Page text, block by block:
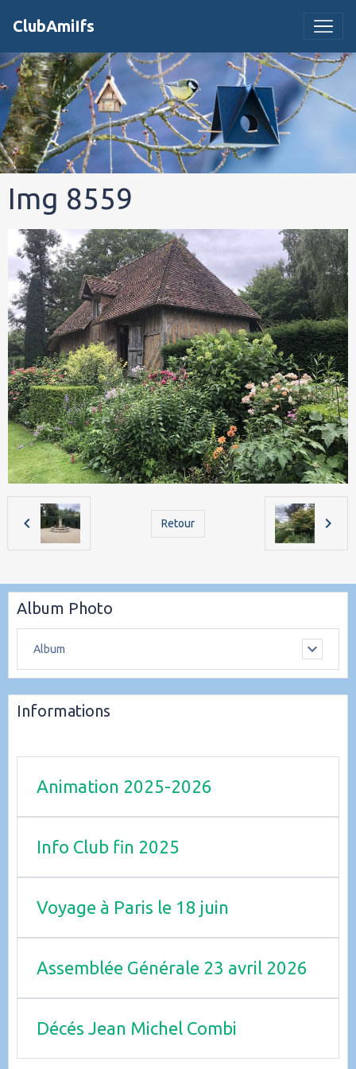
ClubAmiIfs
Img 8559
Retour
Album Photo
Album
Informations
Animation 2025-2026
Info Club fin 2025
Voyage à Paris le 18 juin
Assemblée Générale 23 avril 2026
Décés Jean Michel Combi